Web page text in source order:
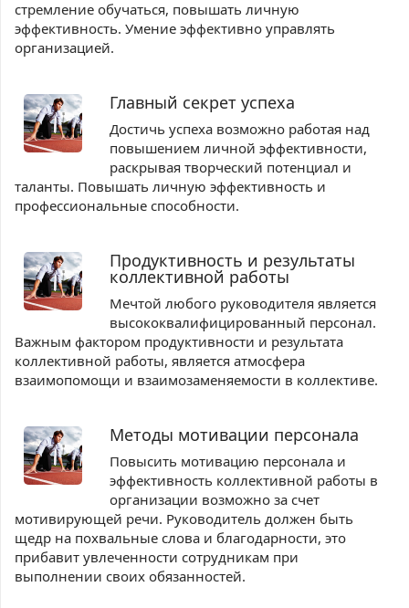
стремление обучаться, повышать личную
эффективность. Умение эффективно управлять
организацией.
Главный секрет успеха
Достичь успеха возможно работая над
повышением личной эффективности,
раскрывая творческий потенциал и
таланты. Повышать личную эффективность и
профессиональные способности.
Продуктивность и результаты
коллективной работы
Мечтой любого руководителя является
высококвалифицированный персонал.
Важным фактором продуктивности и результата
коллективной работы, является атмосфера
взаимопомощи и взаимозаменяемости в коллективе.
Методы мотивации персонала
Повысить мотивацию персонала и
эффективность коллективной работы в
организации возможно за счет
мотивирующей речи. Руководитель должен быть
щедр на похвальные слова и благодарности, это
прибавит увлеченности сотрудникам при
выполнении своих обязанностей.